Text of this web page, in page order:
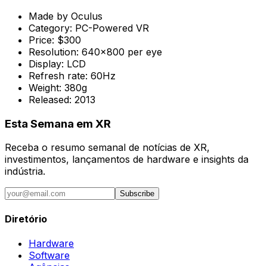
Made by Oculus
Category: PC-Powered VR
Price: $300
Resolution: 640x800 per eye
Display: LCD
Refresh rate: 60Hz
Weight: 380g
Released: 2013
Esta Semana em XR
Receba o resumo semanal de notícias de XR,
investimentos, lançamentos de hardware e insights da
indústria.
Subscribe
Diretório
Hardware
Software